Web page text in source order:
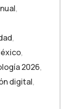
,
,
,
2026,
digital,